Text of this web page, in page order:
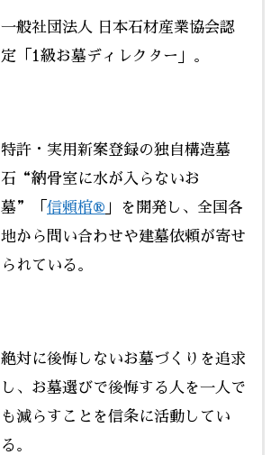
一般社団法人 日本石材産業協会認
定「1級お墓ディレクター」。
特許・実用新案登録の独自構造墓
石“納骨室に水が入らないお
墓”「 信頼棺® 」を開発し、全国各
地から問い合わせや建墓依頼が寄せ
られている。
絶対に後悔しないお墓づくりを追求
し、お墓選びで後悔する人を一人で
も減らすことを信条に活動してい
る。